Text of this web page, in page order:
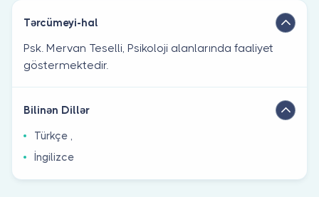
Tərcümeyi-hal
Psk. Mervan Teselli, Psikoloji alanlarında faaliyet
göstermektedir.
Bilinən Dillər
Türkçe ,
İngilizce